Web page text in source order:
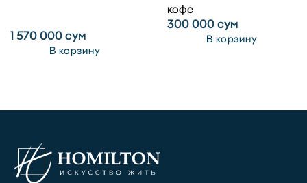
1 570 000сум
В корзину
кофе
300 000сум
В корзину